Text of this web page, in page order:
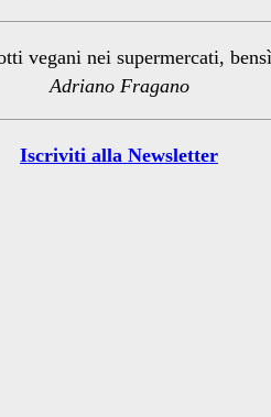
vegani nei supermercati,
Adriano Fragano
Iscriviti alla Newsletter